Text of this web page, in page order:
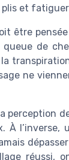
et
être
de
ne
perception
À
réussi,